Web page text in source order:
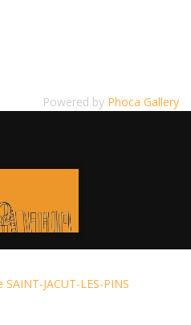
Powered by Phoca Gallery
JACUT-LES-PINS